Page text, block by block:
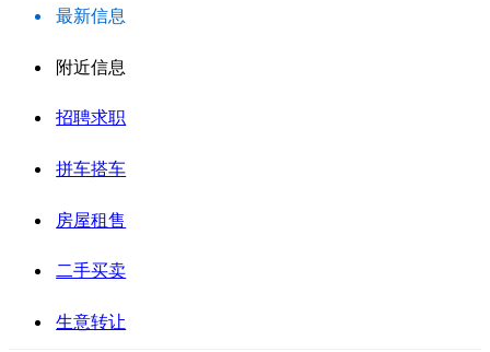
最新信息
附近信息
招聘求职
拼车搭车
房屋租售
二手买卖
生意转让